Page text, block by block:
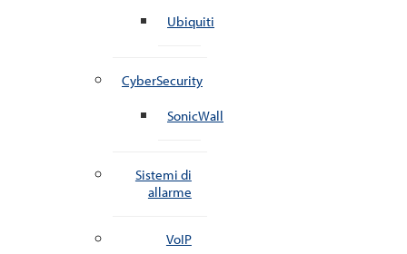
Ubiquiti
CyberSecurity
SonicWall
Sistemi di
allarme
VoIP